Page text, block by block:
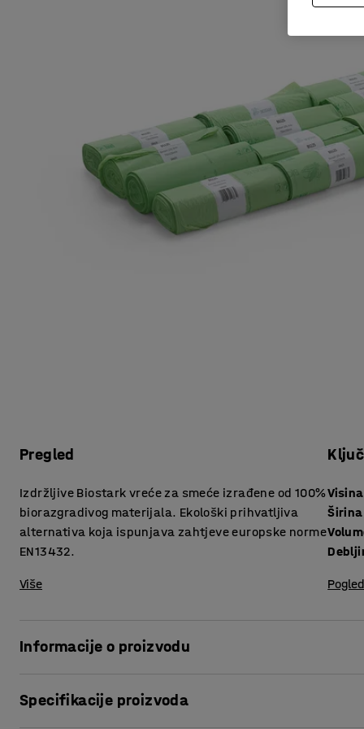
Pregled
Izdržljive Biostark vreće za smeće izrađene od 100%
biorazgradivog materijala. Ekološki prihvatljiva
alternativa koja ispunjava zahtjeve europske norme
EN13432.
Više
Visina
Širina
Informacije o proizvodu
brašna ili šećerne repe. To znači da su vreće potpuno
Specifikacije proizvoda